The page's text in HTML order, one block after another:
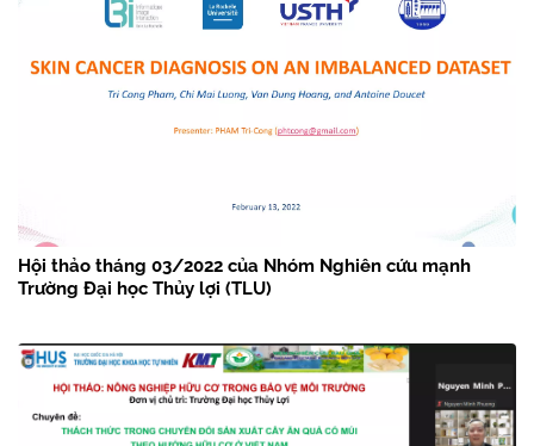
Hội thảo tháng 03/2022 của Nhóm Nghiên cứu mạnh
Trường Đại học Thủy lợi (TLU)